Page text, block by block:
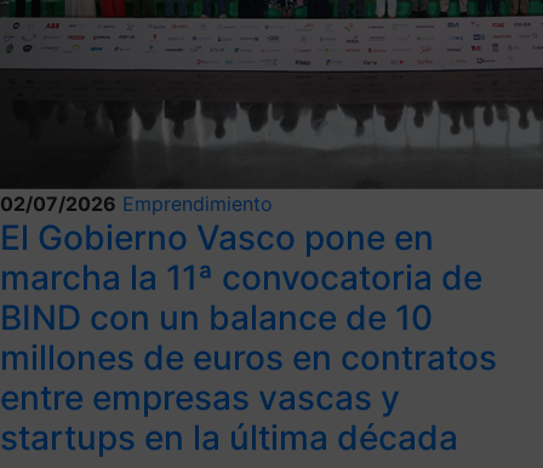
02/07/2026 Emprendimiento
El Gobierno Vasco pone en
marcha la 11ª convocatoria de
BIND con un balance de 10
millones de euros en contratos
entre empresas vascas y
startups en la última década